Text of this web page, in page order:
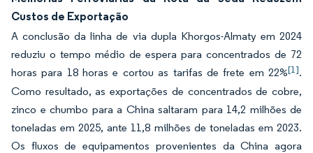
Custos de Exportação
A conclusão da linha de via dupla Khorgos-Almaty em 2024
reduziu o tempo médio de espera para concentrados de 72
horas para 18 horas e cortou as tarifas de frete em 22%[1].
Como resultado, as exportações de concentrados de cobre,
zinco e chumbo para a China saltaram para 14,2 milhões de
toneladas em 2025, ante 11,8 milhões de toneladas em 2023.
Os fluxos de equipamentos provenientes da China agora